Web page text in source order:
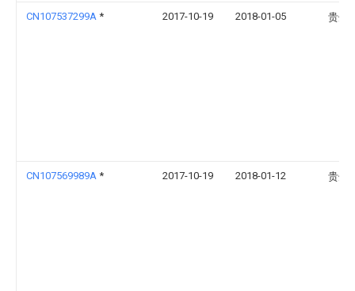
CN107537299A * 2017-10-19 2018-01-05 贵州
CN107569989A * 2017-10-19 2018-01-12 贵州